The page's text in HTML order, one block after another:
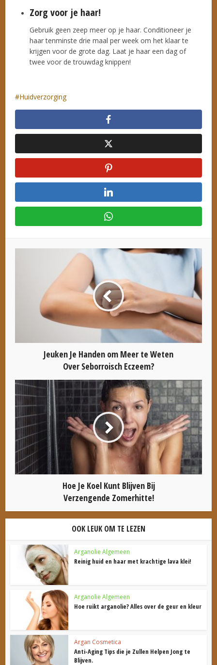
Zorg voor je haar!
Gebruik geen zeep meer op je haar. Conditioneer je
haar tenminste drie maal per week om het klaar te
krijgen voor de grote dag. Laat je haar een dag of
twee voor de trouwdag knippen!
Huidverzorging
Jeuken Je Handen om Meer te Weten
Over Seborroisch Eczeem?
Hoe Je Koel Kunt Blijven Bij
Verzengende Zomerhitte!
OOK LEUK OM TE LEZEN
Arganolie Algemeen
Reinig huid en haar met krachtige lava klei!
Arganolie Algemeen
Hoe ruikt arganolie? Alles over de geur en kleur
Argan Cosmetica
Anti-Aging Tips die je Zullen Helpen Jong te
Blijven.